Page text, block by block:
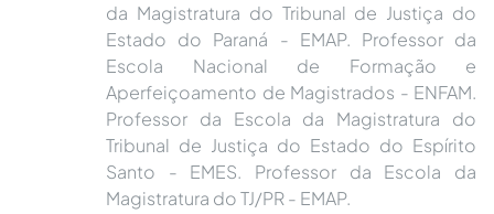
da Magistratura do Tribunal de Justiça do
Estado do Paraná - EMAP. Professor da
Escola Nacional de Formação e
Aperfeiçoamento de Magistrados - ENFAM.
Professor da Escola da Magistratura do
Tribunal de Justiça do Estado do Espírito
Santo - EMES. Professor da Escola da
Magistratura do TJ/PR - EMAP.